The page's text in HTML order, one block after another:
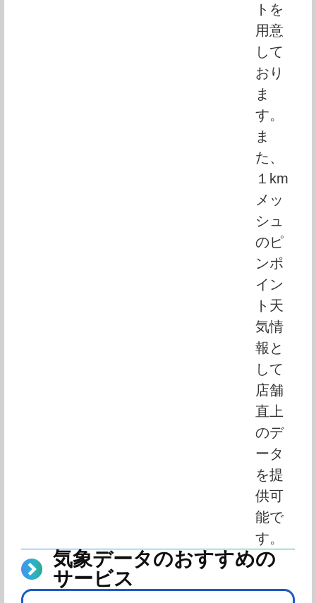
トを
用意
して
おり
ま
す。
ま
た、
１km
メッ
シュ
のピ
ンポ
イン
ト天
気情
報と
して
店舗
直上
のデ
ータ
を提
供可
能で
す。
気象データのおすすめの
サービス